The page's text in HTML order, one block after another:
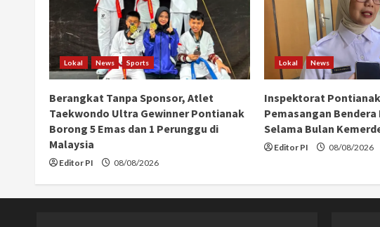
Lokal News Sports
Berangkat Tanpa Sponsor, Atlet
Taekwondo Ultra Gewinner Pontianak
Borong 5 Emas dan 1 Perunggu di
Malaysia
Editor PI 08/08/2026
Lokal News
Inspektorat
Pemasangan Bendera
Selama Bulan
Editor PI 08/08/2026